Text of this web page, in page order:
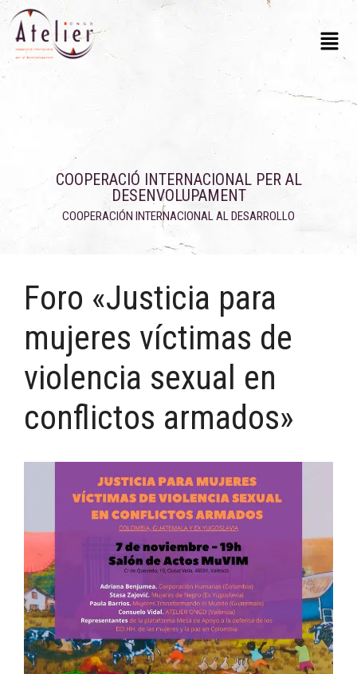
COOPERACIÓ INTERNACIONAL PER AL
DESENVOLUPAMENT
COOPERACIÓN INTERNACIONAL AL DESARROLLO
Foro «Justicia para
mujeres víctimas de
violencia sexual en
conflictos armados»